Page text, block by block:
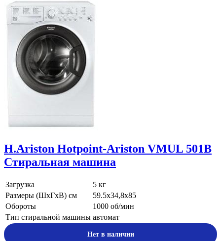
H.Ariston Hotpoint-Ariston VMUL 501B
Стиральная машина
Загрузка
5 кг
Размеры (ШхГхВ) см
59.5х34,8х85
Обороты
1000 об/мин
Тип стиральной машины автомат
Нет в наличии